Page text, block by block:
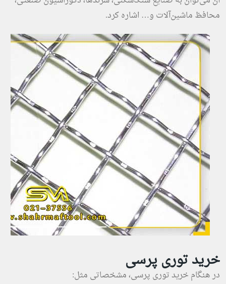
محافظ ماشین‌آلات و… اشاره کرد.
خرید توری پرسی
در هنگام خرید توری پرسی، مشخصاتی مثل: